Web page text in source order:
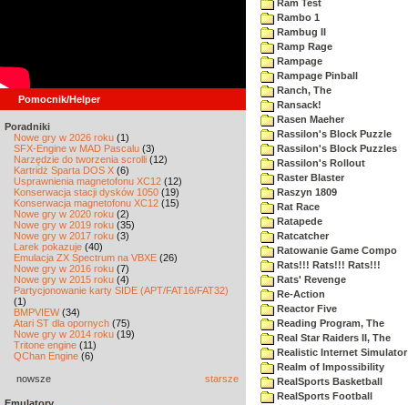
Pomocnik/Helper
Poradniki
Nowe gry w 2026 roku (1)
SFX-Engine w MAD Pascalu (3)
Narzędzie do tworzenia scrolli (12)
Kartridż Sparta DOS X (6)
Usprawnienia magnetofonu XC12 (12)
Konserwacja stacji dysków 1050 (19)
Konserwacja magnetofonu XC12 (15)
Nowe gry w 2020 roku (2)
Nowe gry w 2019 roku (35)
Nowe gry w 2017 roku (3)
Larek pokazuje (40)
Emulacja ZX Spectrum na VBXE (26)
Nowe gry w 2016 roku (7)
Nowe gry w 2015 roku (4)
Partycjonowanie karty SIDE (APT/FAT16/FAT32)
(1)
BMPVIEW(34)
Atari ST dla opornych (75)
Nowe gry w 2014 roku (19)
Tritone engine (11)
QChan Engine (6)
nowsze starsze
Ram Test
Rambo 1
Rambug II
Ramp Rage
Rampage
Rampage Pinball
Ranch, The
Ransack!
Rasen Maeher
Rassilon's Block Puzzle
Rassilon's Block Puzzles
Rassilon's Rollout
Raster Blaster
Raszyn 1809
Rat Race
Ratapede
Ratcatcher
Ratowanie Game Compo
Rats!!! Rats!!! Rats!!!
Rats' Revenge
Re-Action
Reactor Five
Reading Program, The
Real Star Raiders II, The
Realistic Internet Simulator
Realm of Impossibility
RealSports Basketball
RealSports Football